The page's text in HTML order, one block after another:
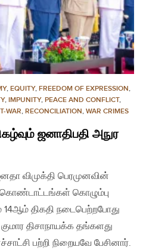
, EQUITY, FREEDOM OF EXPRESSION,
, IMPUNITY, PEACE AND CONFLICT,
WAR, RECONCILIATION, WAR CRIMES
ஜனாதிபதி அநுர
விமுக்தி பெரமுனவின்
கொண்டாட்டங்கள் கொழும்பு
14ஆம் திகதி நடைபெற்றபோது
திசாநாயக்க தங்களது
பற்றி நிறையவே பேசினார்.